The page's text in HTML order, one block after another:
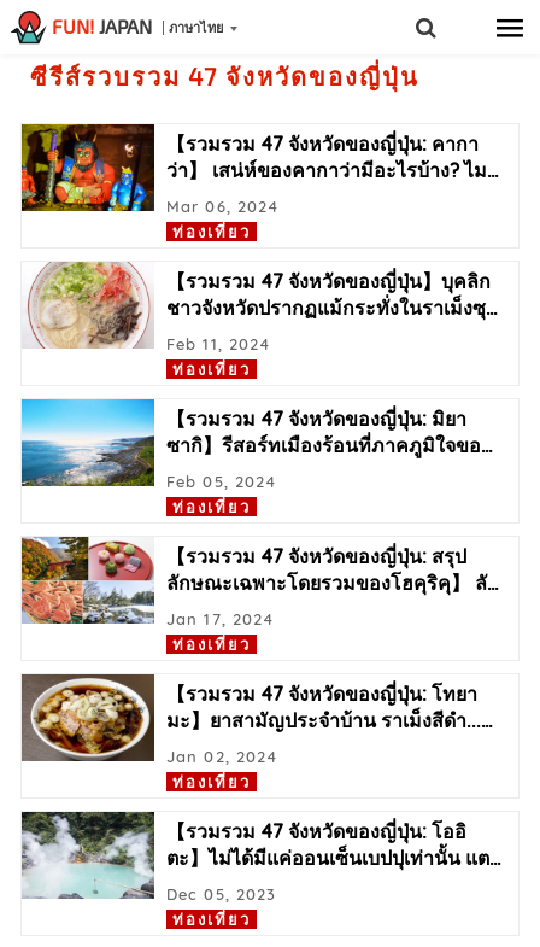
FUN! JAPAN ภาษาไทย
ซีรีส์รวบรวม 47 จังหวัดของญี่ปุ่น
【รวมรวม 47 จังหวัดของญี่ปุ่น: คากา
ว่า】 เสน่ห์ของคากาว่ามีอะไรบ้าง? ไม…
ท่องเที่ยว
Mar 06, 2024
【รวมรวม 47 จังหวัดของญี่ปุ่น】บุคลิก
ชาวจังหวัดปรากฏแม้กระทั่งในราเม็งซุ…
ท่องเที่ยว
Feb 11, 2024
【รวมรวม 47 จังหวัดของญี่ปุ่น: มิยา
ซากิ】รีสอร์ทเมืองร้อนที่ภาคภูมิใจขอ…
ท่องเที่ยว
Feb 05, 2024
【รวมรวม 47 จังหวัดของญี่ปุ่น: สรุป
ลักษณะเฉพาะโดยรวมของโฮคุริคุ】 ลั…
ท่องเที่ยว
Jan 17, 2024
【รวมรวม 47 จังหวัดของญี่ปุ่น: โทยา
มะ】ยาสามัญประจำบ้าน ราเม็งสีดำ...…
ท่องเที่ยว
Jan 02, 2024
【รวมรวม 47 จังหวัดของญี่ปุ่น: โออิ
ตะ】ไม่ได้มีแค่ออนเซ็นเบปปุเท่านั้น แต…
ท่องเที่ยว
Dec 05, 2023